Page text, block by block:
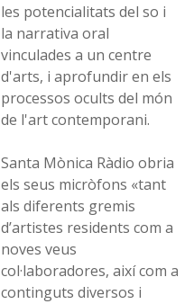
les potencialitats del so i
la narrativa oral
vinculades a un centre
d'arts, i aprofundir en els
processos ocults del món
de l'art contemporani.
Santa Mònica Ràdio obria
els seus micròfons «tant
als diferents gremis
d’artistes residents com a
noves veus
col·laboradores, així com a
continguts diversos i